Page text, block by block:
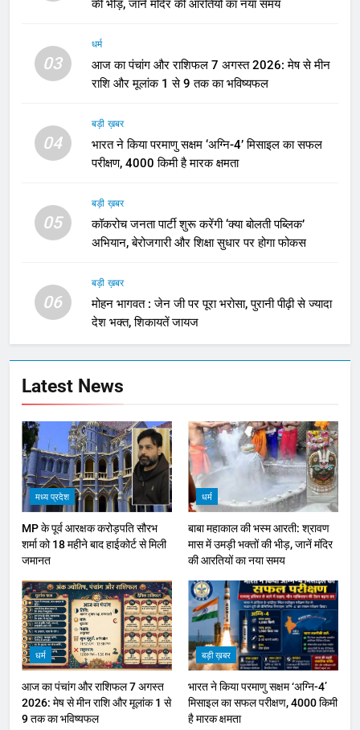
की भीड़, जानें मंदिर की आरतियों का नया समय
03
धर्म
आज का पंचांग और राशिफल 7 अगस्त 2026: मेष से मीन
राशि और मूलांक 1 से 9 तक का भविष्यफल
04
बड़ी ख़बर
भारत ने किया परमाणु सक्षम ‘अग्नि-4’ मिसाइल का सफल
परीक्षण, 4000 किमी है मारक क्षमता
05
बड़ी ख़बर
कॉकरोच जनता पार्टी शुरू करेंगी ‘क्या बोलती पब्लिक’
अभियान, बेरोजगारी और शिक्षा सुधार पर होगा फोकस
06
बड़ी ख़बर
मोहन भागवत : जेन जी पर पूरा भरोसा, पुरानी पीढ़ी से ज्यादा
देश भक्त, शिकायतें जायज
Latest News
मध्य प्रदेश
MP के पूर्व आरक्षक करोड़पति सौरभ
शर्मा को 18 महीने बाद हाईकोर्ट से मिली
जमानत
धर्म
बाबा महाकाल की भस्म आरती: श्रावण
मास में उमड़ी भक्तों की भीड़, जानें मंदिर
की आरतियों का नया समय
धर्म
आज का पंचांग और राशिफल 7 अगस्त
2026: मेष से मीन राशि और मूलांक 1 से
9 तक का भविष्यफल
बड़ी ख़बर
भारत ने किया परमाणु सक्षम ‘अग्नि-4’
मिसाइल का सफल परीक्षण, 4000 किमी
है मारक क्षमता